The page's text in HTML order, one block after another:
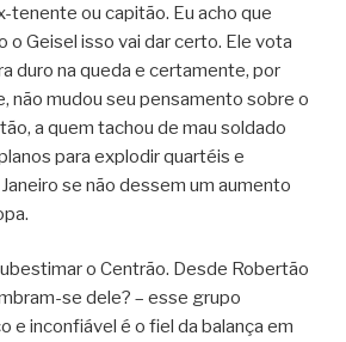
tenente ou capitão. Eu acho que
o Geisel isso vai dar certo. Ele vota
duro na queda e certamente, por
não mudou seu pensamento sobre o
a quem tachou de mau soldado
para explodir quartéis e
se não dessem um aumento
o Centrão. Desde Robertão
se dele? – esse grupo
e inconfiável é o fiel da balança em